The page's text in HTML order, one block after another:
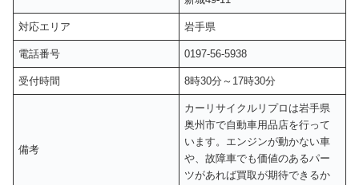
対応エリア 岩手県
電話番号 0197-56-5938
受付時間 8時30分～17時30分
備考
カーリサイクルリプロは岩手県
奥州市で自動車用品店を行って
います。エンジンが動かない車
や、故障車でも価値のあるパー
ツがあれば買取が期待できるか